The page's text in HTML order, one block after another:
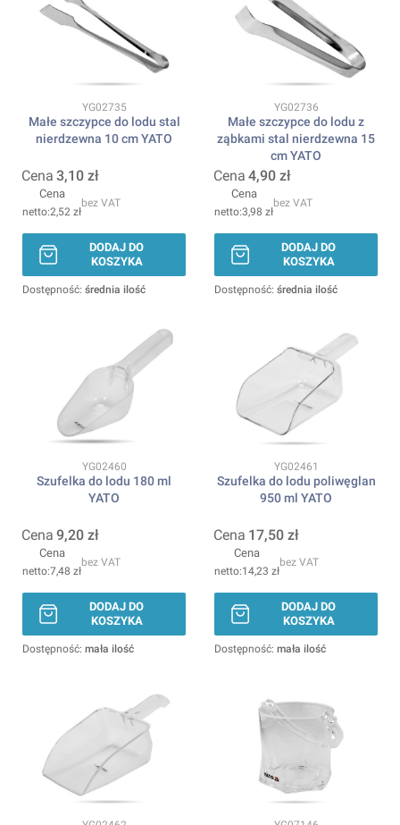
Kod produktu
YG02735
Małe szczypce do lodu stal
nierdzewna 10 cm YATO
Cena 3,10 zł
Cena
2,52 zł
bez VAT
DODAJ DO
KOSZYKA
Dostępność: średnia ilość
Kod produktu
YG02736
Małe szczypce do lodu z
ząbkami stal nierdzewna 15
cm YATO
Cena 4,90 zł
Cena
3,98 zł
bez VAT
DODAJ DO
KOSZYKA
Dostępność: średnia ilość
Kod produktu
YG02460
Szufelka do lodu 180 ml
YATO
Cena 9,20 zł
Cena
7,48 zł
bez VAT
DODAJ DO
KOSZYKA
Dostępność: mała ilość
Kod produktu
YG02461
Szufelka do lodu poliwęglan
950 ml YATO
Cena 17,50 zł
Cena
14,23 zł
bez VAT
DODAJ DO
KOSZYKA
Dostępność: mała ilość